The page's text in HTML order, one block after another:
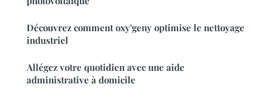
Découvrez comment oxy'geny optimise le nettoyage
industriel
Allégez votre quotidien avec une aide
administrative à domicile